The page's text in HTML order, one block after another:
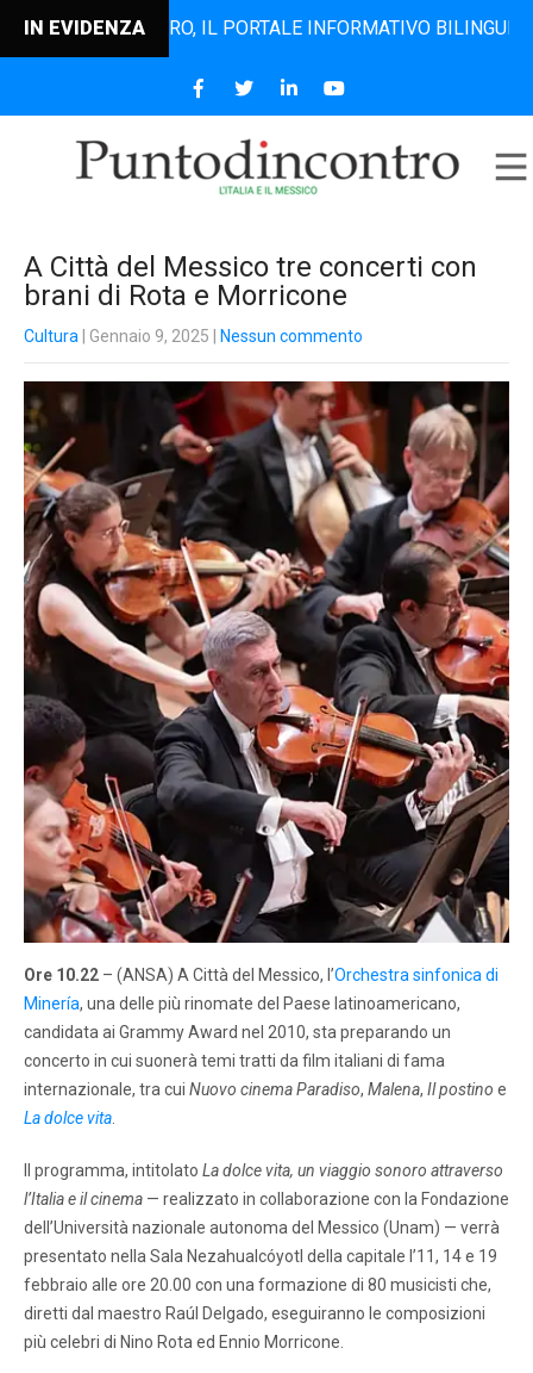
IN EVIDENZAIL PORTALE INFORMATIVO BILINGUE CHE
A Città del Messico tre concerti con
brani di Rota e Morricone
Cultura | Gennaio 9, 2025 Nessun commento
Ore 10.22 – (ANSA) A Città del Messico, l’Orchestra sinfonica di
Minería, una delle più rinomate del Paese latinoamericano,
candidata ai Grammy Award nel 2010, sta preparando un
concerto in cui suonerà temi tratti da film italiani di fama
internazionale, tra cui Nuovo cinema Paradiso, Malena, Il postino e
La dolce vita
Il programma, intitolato La dolce vita, un viaggio sonoro attraverso
l’Italia e il cinema — realizzato in collaborazione con la Fondazione
dell’Università nazionale autonoma del Messico (Unam) — verrà
presentato nella Sala Nezahualcóyotl della capitale l’11, 14 e 19
febbraio alle ore 20.00 con una formazione di 80 musicisti che,
diretti dal maestro Raúl Delgado, eseguiranno le composizioni
più celebri di Nino Rota ed Ennio Morricone.